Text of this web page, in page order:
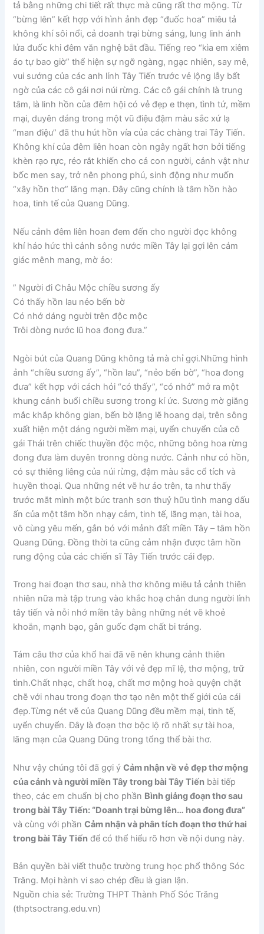
tả bằng những chi tiết rất thực mà cũng rất thơ mộng. Từ
“bừng lên” kết hợp với hình ảnh đẹp “đuốc hoa” miêu tả
không khí sôi nổi, cả doanh trại bừng sáng, lung linh ánh
lửa đuốc khi đêm văn nghệ bắt đầu. Tiếng reo “kìa em xiêm
áo tự bao giờ” thể hiện sự ngỡ ngàng, ngạc nhiên, say mê,
vui sướng của các anh lính Tây Tiến trước vẻ lộng lẫy bất
ngờ của các cô gái nơi núi rừng. Các cô gái chính là trung
tâm, là linh hồn của đêm hội có vẻ đẹp e thẹn, tình tứ, mềm
mại, duyên dáng trong một vũ điệu đậm màu sắc xứ lạ
“man điệu” đã thu hút hồn vía của các chàng trai Tây Tiến.
Không khí của đêm liên hoan còn ngây ngất hơn bởi tiếng
khèn rạo rực, réo rắt khiến cho cả con người, cảnh vật như
bốc men say, trở nên phong phú, sinh động như muốn
“xây hồn thơ” lãng mạn. Đây cũng chính là tâm hồn hào
hoa, tinh tế của Quang Dũng.
Nếu cảnh đêm liên hoan đem đến cho người đọc không
khí háo hức thì cảnh sông nước miền Tây lại gợi lên cảm
giác mênh mang, mờ ảo:
” Người đi Châu Mộc chiều sương ấy
Có thấy hồn lau nẻo bến bờ
Có nhớ dáng người trên độc mộc
Trôi dòng nước lũ hoa đong đưa.”
Ngòi bút của Quang Dũng không tả mà chỉ gợi.Những hình
ảnh “chiều sương ấy”, “hồn lau”, “nẻo bến bờ”, “hoa đong
đưa” kết hợp với cách hỏi “có thấy”, “có nhớ” mở ra một
khung cảnh buổi chiều sương trong kí ức. Sương mờ giăng
mắc khắp không gian, bến bờ lặng lẽ hoang dại, trên sông
xuất hiện một dáng người mềm mại, uyển chuyển của cô
gái Thái trên chiếc thuyền độc mộc, những bông hoa rừng
đong đưa làm duyên tronng dòng nước. Cảnh như có hồn,
có sự thiêng liêng của núi rừng, đậm màu sắc cổ tích và
huyền thoại. Qua những nét vẽ hư ảo trên, ta như thấy
trước mắt mình một bức tranh sơn thuỷ hữu tình mang dấu
ấn của một tâm hồn nhạy cảm, tinh tế, lãng mạn, tài hoa,
vô cùng yêu mến, gắn bó với mảnh đất miền Tây – tâm hồn
Quang Dũng. Đồng thời ta cũng cảm nhận được tâm hồn
rung động của các chiến sĩ Tây Tiến trước cái đẹp.
Trong hai đoạn thơ sau, nhà thơ không miêu tả cảnh thiên
nhiên nữa mà tập trung vào khắc hoạ chân dung người lính
tây tiến và nỗi nhớ miền tây bằng những nét vẽ khoẻ
khoắn, mạnh bạo, gân guốc đạm chất bi tráng.
Tám câu thơ của khổ hai đã vẽ nên khung cảnh thiên
nhiên, con người miền Tây với vẻ đẹp mĩ lệ, thơ mộng, trữ
tình.Chất nhạc, chất hoạ, chất mơ mộng hoà quyện chặt
chẽ với nhau trong đoạn thơ tạo nên một thế giới của cái
đẹp.Từng nét vẽ của Quang Dũng đều mềm mại, tinh tế,
uyển chuyển. Đây là đoạn thơ bộc lộ rõ nhất sự tài hoa,
lãng mạn của Quang Dũng trong tổng thể bài thơ.
Như vậy chúng tôi đã gợi ýCảm nhận về vẻ đẹp thơ mộng
của cảnh và người miền Tây trong bài Tây Tiến bài tiếp
theo, các em chuẩn bị cho phần Bình giảng đoạn thơ sau
trong bài Tây Tiến: “Doanh trại bừng lên… hoa đong đưa”
và cùng với phầnCảm nhận và phân tích đoạn thơ thứ hai
trong bài Tây Tiến để có thể hiểu rõ hơn về nội dung này.
Bản quyền bài viết thuộc trường trung học phổ thông Sóc
Trăng. Mọi hành vi sao chép đều là gian lận.
Nguồn chia sẻ: Trường THPT Thành Phố Sóc Trăng
(thptsoctrang.edu.vn)